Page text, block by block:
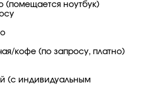
(помещается ноутбук)
кофе (по запросу, платно)
(с индивидуальным